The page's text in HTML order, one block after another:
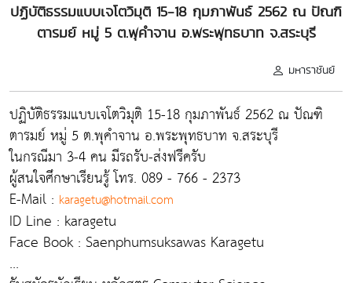
ปฏิบัติธรรมแบบเจโตวิมุติ 15-18 กุมภาพันธ์ 2562 ณ ปัณฑิ
ตารมย์ หมู่ 5 ต.พุคำจาน อ.พระพุทธบาท จ.สระบุรี
มหาราชันย์
ปฏิบัติธรรมแบบเจโตวิมุติ 15-18 กุมภาพันธ์ 2562 ณ ปัณฑิ
ตารมย์ หมู่ 5 ต.พุคำจาน อ.พระพุทธบาท จ.สระบุรี
ในกรณีมา 3-4 คน มีรถรับ-ส่งฟรีครับ
ผู้สนใจศึกษาเรียนรู้ โทร. 089 - 766 - 2373
E-Mail : karagetu@hotmail.com
ID Line : karagetu
Face Book : Saenphumsuksawas Karagetu
...